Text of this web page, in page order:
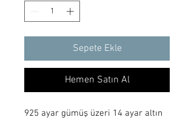
Sepete Ekle
Hemen Satın Al
925 ayar gümüş üzeri 14 ayar altın